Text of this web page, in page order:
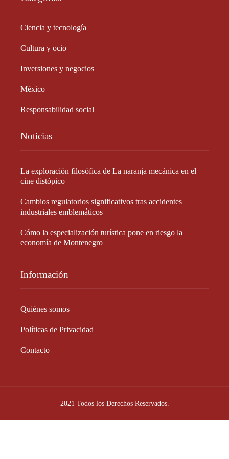
Ciencia y tecnología
Cultura y ocio
Inversiones y negocios
México
Responsabilidad social
Noticias
La exploración filosófica de La naranja mecánica en el
cine distópico
Cambios regulatorios significativos tras accidentes
industriales emblemáticos
Cómo la especialización turística pone en riesgo la
economía de Montenegro
Información
Quiénes somos
Políticas de Privacidad
Contacto
2021 Todos los Derechos Reservados.